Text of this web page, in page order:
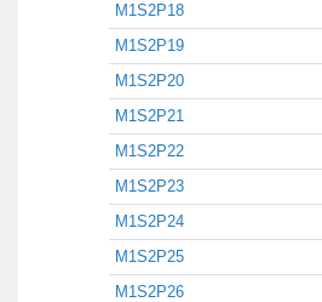
M1S2P18
M1S2P19
M1S2P20
M1S2P21
M1S2P22
M1S2P23
M1S2P24
M1S2P25
M1S2P26